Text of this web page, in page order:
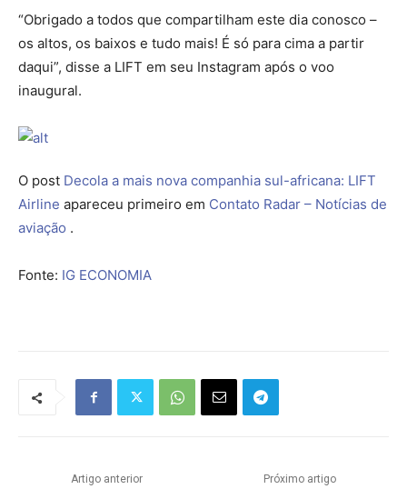
“Obrigado a todos que compartilham este dia conosco –
os altos, os baixos e tudo mais! É só para cima a partir
daqui”, disse a LIFT em seu Instagram após o voo
inaugural.
O post Decola a mais nova companhia sul-africana: LIFT
Airline apareceu primeiro em Contato Radar – Notícias de
aviação .
Fonte: IG ECONOMIA
Artigo anterior Próximo artigo